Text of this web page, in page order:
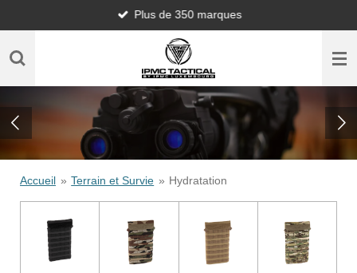
au
contenu
Plus de 350 marques
Accueil » Terrain et Survie » Hydratation